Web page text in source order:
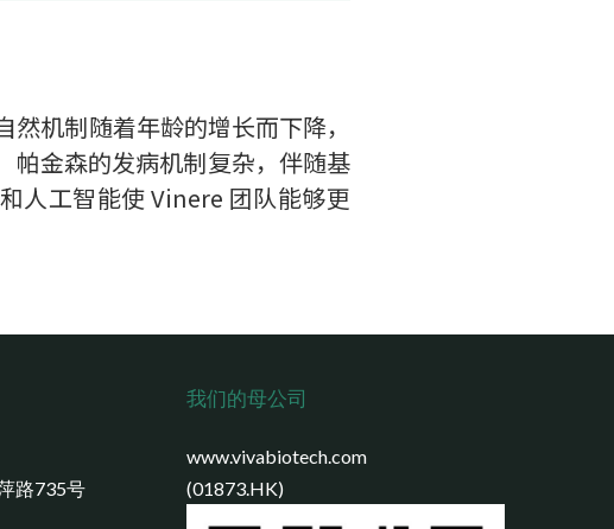
机制随着年龄的增长而下降，
帕金森的发病机制复杂，伴随基
人工智能使 Vinere 团队能够更
路735号
我们的母公司
www.vivabiotech.com
(01873.HK)